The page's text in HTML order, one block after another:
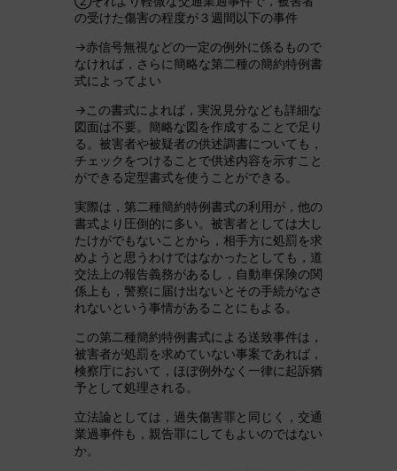
の受けた傷害の程度が３週間以下の事件
→赤信号無視などの一定の例外に係るもので
なければ，さらに簡略な第二種の簡約特例書
式によってよい
→この書式によれば，実況見分なども詳細な
図面は不要。簡略な図を作成することで足り
る。被害者や被疑者の供述調書についても，
チェックをつけることで供述内容を示すこと
ができる定型書式を使うことができる。
実際は，第二種簡約特例書式の利用が，他の
書式より圧倒的に多い。被害者としては大し
たけがでもないことから，相手方に処罰を求
めようと思うわけではなかったとしても，道
交法上の報告義務があるし，自動車保険の関
係上も，警察に届け出ないとその手続がなさ
れないという事情があることにもよる。
この第二種簡約特例書式による送致事件は，
被害者が処罰を求めていない事案であれば，
検察庁において，ほぼ例外なく一律に起訴猶
予として処理される。
立法論としては，過失傷害罪と同じく，交通
業過事件も，親告罪にしてもよいのではない
か。